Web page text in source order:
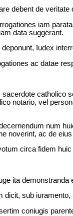
debent de veritate
iam
data suggerant.
Iudex
ac datae
catholico
notario, vel
num
noverint, ac de
circa fidem
ita
dicit, sub
coniugis